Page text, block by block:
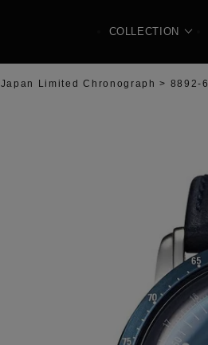
COLLECTION
Japan Limited Chronograph 8892-6